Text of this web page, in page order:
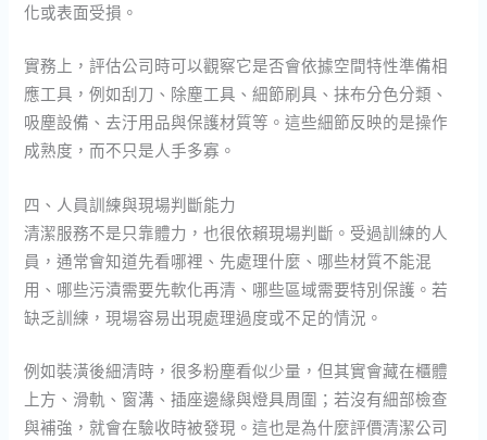
化或表面受損。
實務上，評估公司時可以觀察它是否會依據空間特性準備相
應工具，例如刮刀、除塵工具、細節刷具、抹布分色分類、
吸塵設備、去汙用品與保護材質等。這些細節反映的是操作
成熟度，而不只是人手多寡。
四、人員訓練與現場判斷能力
清潔服務不是只靠體力，也很依賴現場判斷。受過訓練的人
員，通常會知道先看哪裡、先處理什麼、哪些材質不能混
用、哪些污漬需要先軟化再清、哪些區域需要特別保護。若
缺乏訓練，現場容易出現處理過度或不足的情況。
例如裝潢後細清時，很多粉塵看似少量，但其實會藏在櫃體
上方、滑軌、窗溝、插座邊緣與燈具周圍；若沒有細部檢查
與補強，就會在驗收時被發現。這也是為什麼評價清潔公司